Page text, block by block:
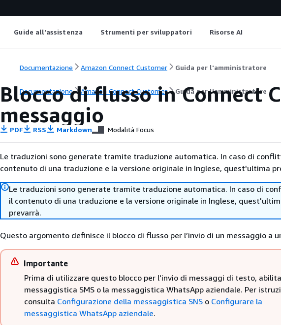
Guide all'assistenza Strumenti per sviluppatori Risorse AI
Documentazione Amazon Connect Customer Guida per l'amministratore
Documentazione Amazon Connect Customer Guida per l'amministratore
Blocco di flusso in Connect
messaggio
PDF RSS Markdown Modalità Focus
Le traduzioni sono generate tramite traduzione automatica. In caso di
contenuto di una traduzione e la versione originale in Inglese, quest'ultima
Le traduzioni sono generate tramite traduzione automatica. In caso di
il contenuto di una traduzione e la versione originale in Inglese,
prevarrà.
Questo argomento definisce il blocco di flusso per l’invio di un messaggio a
Importante
Prima di utilizzare questo blocco per l'invio di messaggi di testo,
messaggistica SMS o la messaggistica WhatsApp aziendale. Per
consulta Configurazione della messaggistica SNS o Configurare la
messaggistica WhatsApp aziendale.